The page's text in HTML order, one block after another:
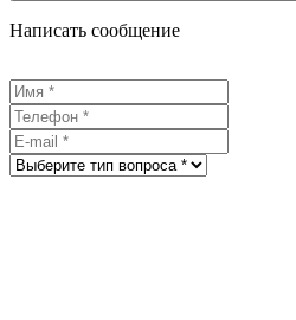
Написать сообщение